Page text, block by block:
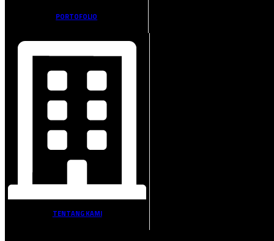
PORTOFOLIO
TENTANG KAMI